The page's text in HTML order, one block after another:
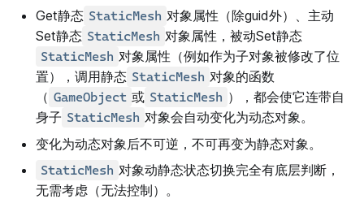
Get静态 StaticMesh 对象属性（除guid外）、主动
Set静态 StaticMesh 对象属性，被动Set静态
StaticMesh 对象属性（例如作为子对象被修改了位
置），调用静态 StaticMesh 对象的函数
（ GameObject 或 StaticMesh ），都会使它连带自
身子 StaticMesh 对象会自动变化为动态对象。
变化为动态对象后不可逆，不可再变为静态对象。
StaticMesh 对象动静态状态切换完全有底层判断，
无需考虑（无法控制）。